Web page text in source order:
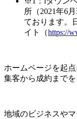
所（2021年6
ております。
イト（https://
ホームページを起点
集客から成約まで
地域のビジネスや